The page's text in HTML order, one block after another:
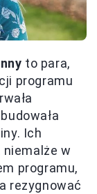
to para,
programu
Ich
niemalże w
programu,
rezygnować